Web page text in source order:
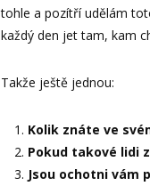
tohle a pozítří udělám
každý den jet tam, kam
Takže ještě jednou:
Kolik znáte ve
Pokud takové lidi
Jsou ochotni vám